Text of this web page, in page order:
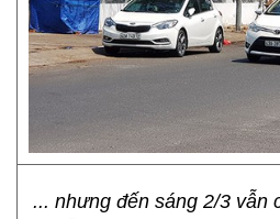
... nhưng đến sáng 2/3 vẫn